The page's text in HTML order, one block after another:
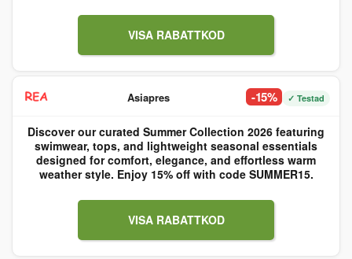
VISA RABATTKOD
Asiapres -15% ✓ Testad
Discover our curated Summer Collection 2026 featuring
swimwear, tops, and lightweight seasonal essentials
designed for comfort, elegance, and effortless warm
weather style. Enjoy 15% off with code SUMMER15.
VISA RABATTKOD